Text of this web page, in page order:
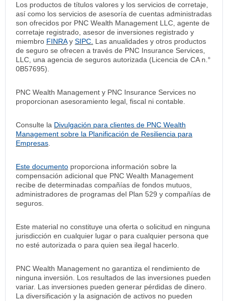
Los productos de títulos valores y los servicios de corretaje,
así como los servicios de asesoría de cuentas administradas
son ofrecidos por PNC Wealth Management LLC, agente de
corretaje registrado, asesor de inversiones registrado y
miembro FINRAy SIPC. Las anualidades y otros productos
de seguro se ofrecen a través de PNC Insurance Services,
LLC, una agencia de seguros autorizada (Licencia de CA n.°
0B57695).
PNC Wealth Management y PNC Insurance Services no
proporcionan asesoramiento legal, fiscal ni contable.
Consulte la Divulgación para clientes de PNC Wealth
Management sobre la Planificación de Resiliencia para
Empresas.
Este documento proporciona información sobre la
compensación adicional que PNC Wealth Management
recibe de determinadas compañías de fondos mutuos,
administradores de programas del Plan 529 y compañías de
seguros.
Este material no constituye una oferta o solicitud en ninguna
jurisdicción en cualquier lugar o para cualquier persona que
no esté autorizada o para quien sea ilegal hacerlo.
PNC Wealth Management no garantiza el rendimiento de
ninguna inversión. Los resultados de las inversiones pueden
variar. Las inversiones pueden generar pérdidas de dinero.
La diversificación y la asignación de activos no pueden